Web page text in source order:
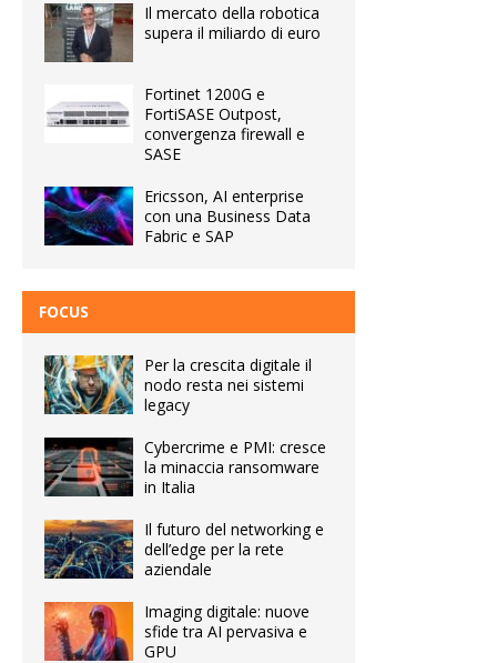
Il mercato della robotica
supera il miliardo di euro
Fortinet 1200G e
FortiSASE Outpost,
convergenza firewall e
SASE
Ericsson, AI enterprise
con una Business Data
Fabric e SAP
FOCUS
Per la crescita digitale il
nodo resta nei sistemi
legacy
Cybercrime e PMI: cresce
la minaccia ransomware
in Italia
Il futuro del networking e
dell’edge per la rete
aziendale
Imaging digitale: nuove
sfide tra AI pervasiva e
GPU